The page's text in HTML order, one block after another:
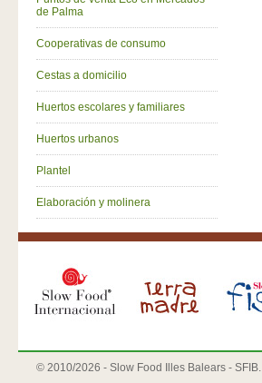
de Palma
Cooperativas de consumo
Cestas a domicilio
Huertos escolares y familiares
Huertos urbanos
Plantel
Elaboración y molinera
© 2010/2026 - Slow Food Illes Balears - SFIB.